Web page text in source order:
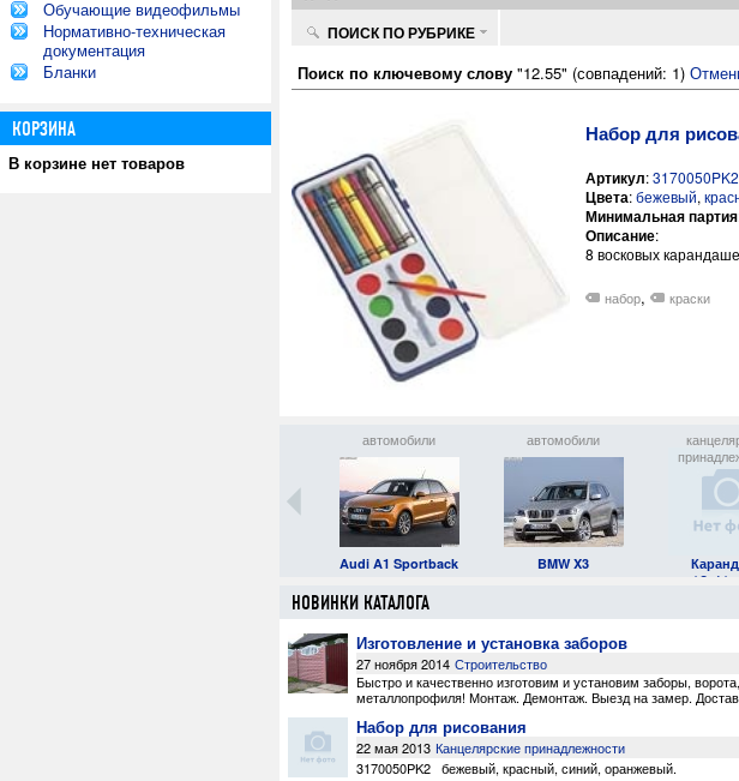
ПОИСК ПО РУБРИКЕ
Поиск по ключевому слову "12.55" (совпадений: 1)
Набор для
Артикул:3170050PK2
Цвета:бежевый,
Минимальная партия
Описание:
8 восковых
набор, краски
автомобили
Audi A1 Sportback
автомобили
BMW X3
12.41
НОВИНКИ КАТАЛОГА
Изготовление и установка заборов
27 ноября 2014 Строительство
Быстро и качественно изготовим и установим заборы, ворота,
металлопрофиля! Монтаж. Демонтаж. Выезд на замер.
Набор для рисования
22 мая 2013 Канцелярские принадлежности
3170050PK2 бежевый, красный, синий, оранжевый.
Обучающие видеофильмы
Нормативно-техническая
документация
Бланки
КОРЗИНА
В корзине нет товаров